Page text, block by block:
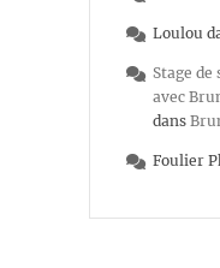
Loulou
Stage
avec
dans
Foulier